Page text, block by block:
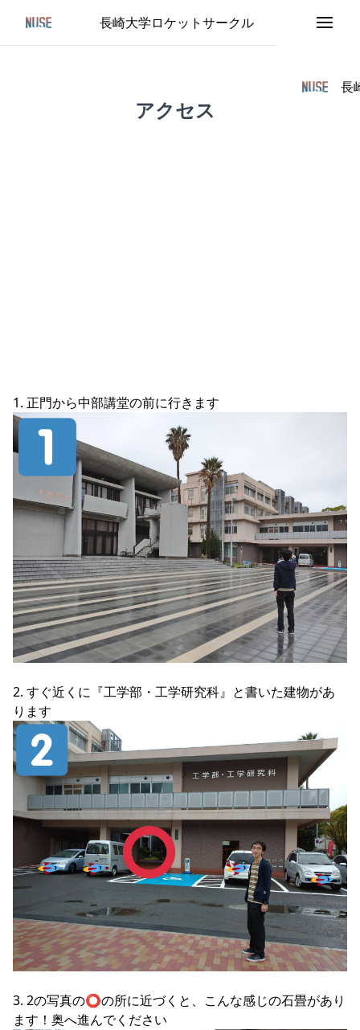
長崎大学ロケットサークル
長
アクセス
1. 正門から中部講堂の前に行きます
2. すぐ近くに『工学部・工学研究科』と書いた建物があ
ります
3. 2の写真の⭕️の所に近づくと、こんな感じの石畳があり
ます！奥へ進んでください